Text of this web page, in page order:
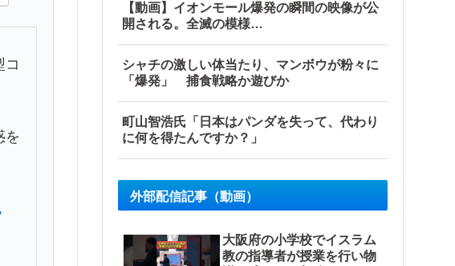
コ
を
【動画】イオンモール爆発の瞬間の映像が公
開される。全滅の模様…
シャチの激しい体当たり、マンボウが粉々に
「爆発」 捕食戦略か遊びか
町山智浩氏「日本はパンダを失って、代わり
に何を得たんですか？」
外部配信記事（動画）
大阪府の小学校でイスラム
教の指導者が授業を行い物